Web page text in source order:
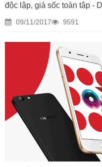
độc lập, giá sốc toàn tập -
09/11/2017 9591